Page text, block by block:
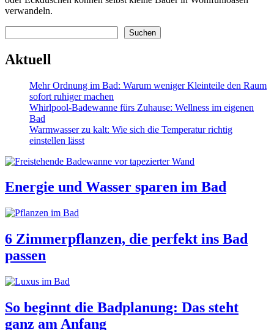
verwandeln.
Suchen
Aktuell
Mehr Ordnung im Bad: Warum weniger Kleinteile den Raum
sofort ruhiger machen
Whirlpool-Badewanne fürs Zuhause: Wellness im eigenen
Bad
Warmwasser zu kalt: Wie sich die Temperatur richtig
einstellen lässt
Energie und Wasser sparen im Bad
6 Zimmerpflanzen, die perfekt ins Bad
passen
So beginnt die Badplanung: Das steht
ganz am Anfang